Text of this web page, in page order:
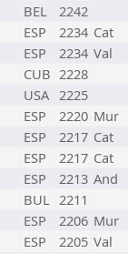
BEL
2242
ESP 2234 Cat
ESP 2234 Val
CUB 2228
USA 2225
ESP 2220 Mur
ESP 2217 Cat
ESP 2217 Cat
ESP 2213 And
BUL 2211
ESP 2206 Mur
ESP 2205 Val